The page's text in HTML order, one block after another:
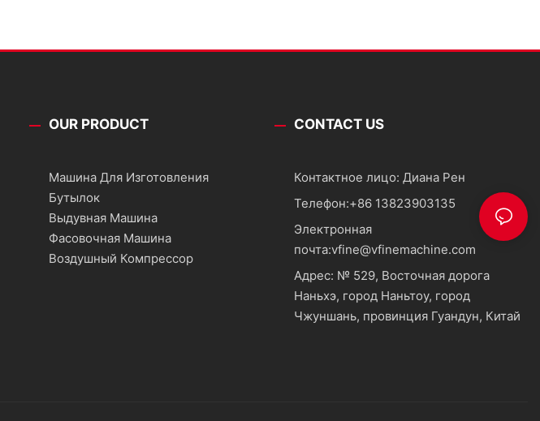
OUR PRODUCT
Машина Для Изготовления
Бутылок
Выдувная Машина
Фасовочная Машина
Воздушный Компрессор
CONTACT US
Контактное лицо: Диана Рен
Телефон:+86 13823903135
Электронная
почта:vfine@vfinemachine.com
Адрес: № 529, Восточная дорога
Наньхэ, город Наньтоу, город
Чжуншань, провинция Гуандун, Китай